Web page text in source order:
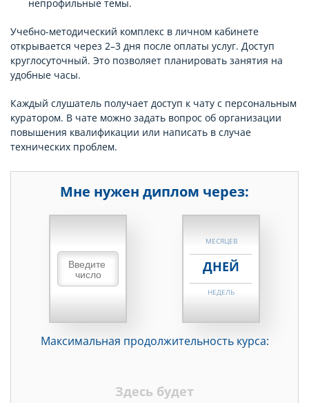
непрофильные темы.
Учебно-методический комплекс в личном кабинете
открывается через 2–3 дня после оплаты услуг. Доступ
круглосуточный. Это позволяет планировать занятия на
удобные часы.
Каждый слушатель получает доступ к чату с персональным
куратором. В чате можно задать вопрос об организации
повышения квалификации или написать в случае
технических проблем.
Мне нужен диплом через:
НЕДЕЛЬ
МЕСЯЦЕВ
ДНЕЙ
НЕДЕЛЬ
ДНЕЙ
Максимальная продолжительность курса:
Здесь будет